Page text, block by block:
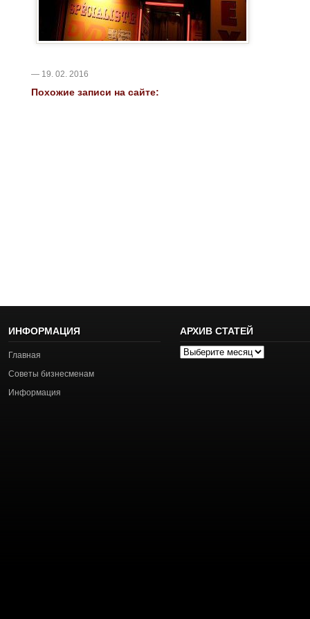
— 19. 02. 2016
Похожие записи на сайте:
ИНФОРМАЦИЯ
Главная
Советы бизнесменам
Информация
АРХИВ СТАТЕЙ
Архив